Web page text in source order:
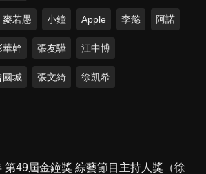
麥若愚 小鐘 Apple 李懿 阿諾
華幹 張友驊 江中博
國城 張文綺 徐凱希
第49屆金鐘獎 綜藝節目主持人獎（徐